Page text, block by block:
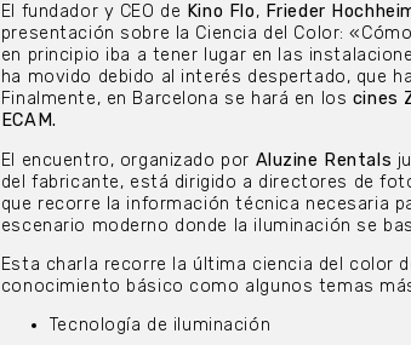
El fundador y CEO de Kino Flo, Frieder
presentación sobre la Ciencia del Color:
en principio iba a tener lugar en las
ha movido debido al interés despertado, que
Finalmente, en Barcelona se hará en los cines
ECAM.
El encuentro, organizado por Aluzine Rentals
del fabricante, está dirigido a directores de
que recorre la información técnica necesaria
escenario moderno donde la iluminación se
Esta charla recorre la última ciencia del color
conocimiento básico como algunos temas
Tecnología de iluminación